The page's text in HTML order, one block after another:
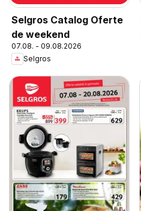
Selgros Catalog Oferte
de weekend
07.08. - 09.08.2026
Selgros